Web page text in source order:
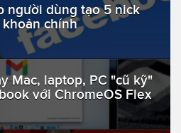
người dùng tạo 5 nick
chính
Mac, laptop, PC "cũ kỹ"
với ChromeOS Flex